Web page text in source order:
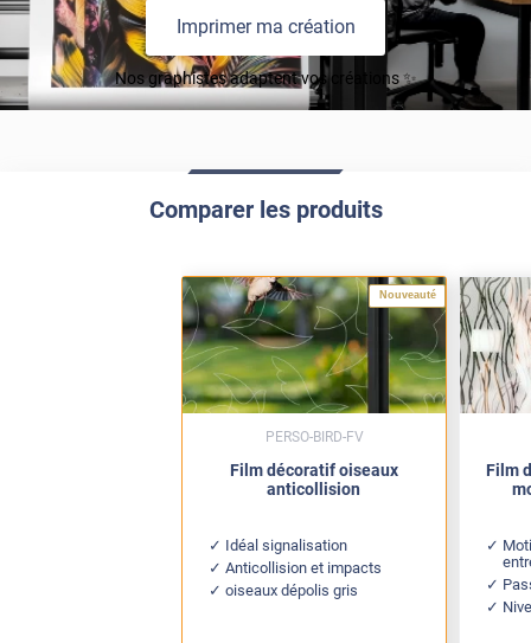
Imprimer ma création
Nos graphistes adaptent vos créations ✨
Comparer les produits
Nouveauté
Film décoratif oiseaux
anticollision
Idéal signalisation
Anticollision et impacts
oiseaux dépolis gris
PERSO-BIRD-FV
Film